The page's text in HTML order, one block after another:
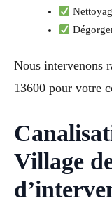
Nous intervenons
13600 pour votre
Village